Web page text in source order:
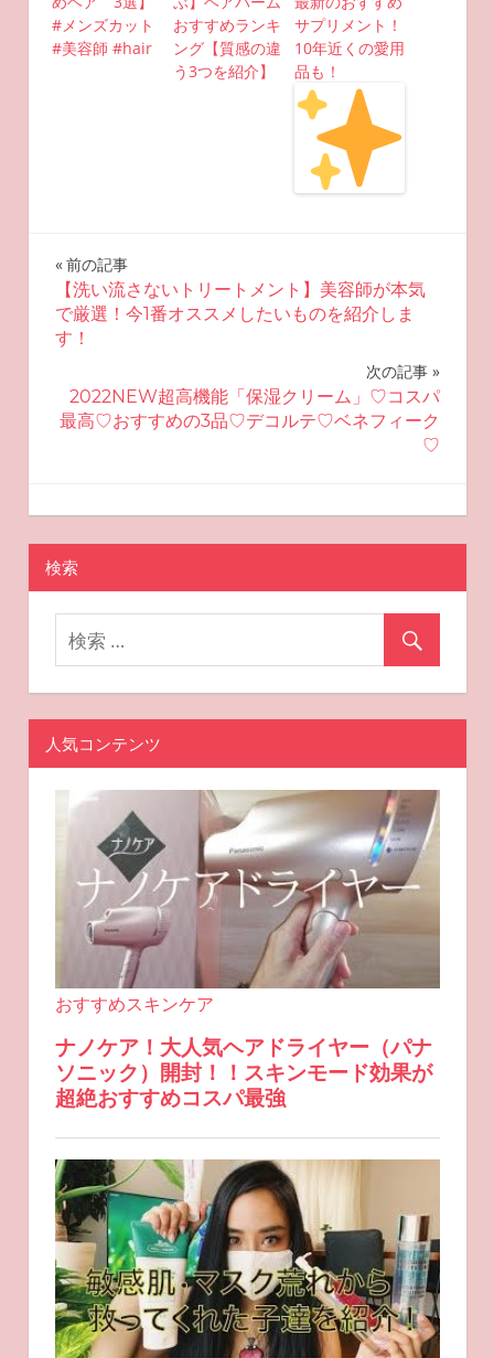
#メンズカット
#美容師 #hair
おすすめランキ
ング【質感の違
う3つを紹介】
サプリメント！
10年近くの愛用
品も！
投
稿
ナ
ビ
シ
ョ
ン
前の記事
【洗い流さないトリートメント】美容師が本気
で厳選！今1番オススメしたいものを紹介しま
す！
次の記事
2022NEW超高機能「保湿クリーム」♡コスパ
最高♡おすすめの3品♡デコルテ♡ベネフィーク
♡
2022-09-29
miyu
おすすめ美容
検索
人気コンテンツ